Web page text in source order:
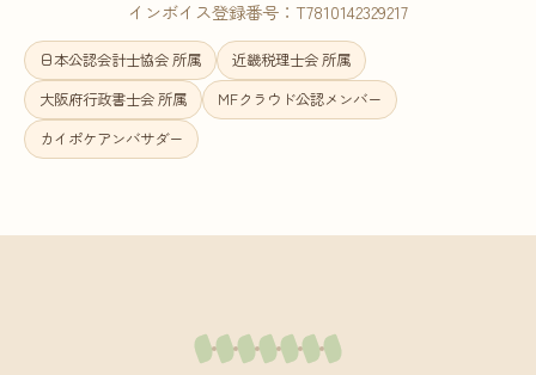
インボイス登録番号：T7810142329217
日本公認会計士協会 所属
近畿税理士会 所属
大阪府行政書士会 所属
MFクラウド公認メンバー
カイポケアンバサダー